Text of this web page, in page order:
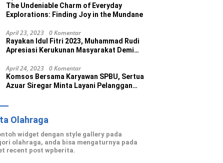
The Undeniable Charm of Everyday
Explorations: Finding Joy in the Mundane
April 23, 2023 0 Komentar
Rayakan Idul Fitri 2023, Muhammad Rudi
Apresiasi Kerukunan Masyarakat Demi
April 24, 2023 0 Komentar
Komsos Bersama Karyawan SPBU, Sertua
Azuar Siregar Minta Layani Pelanggan
Olahraga
widget dengan style gallery pada
olahraga, anda bisa mengaturnya pada
recent post wpberita.